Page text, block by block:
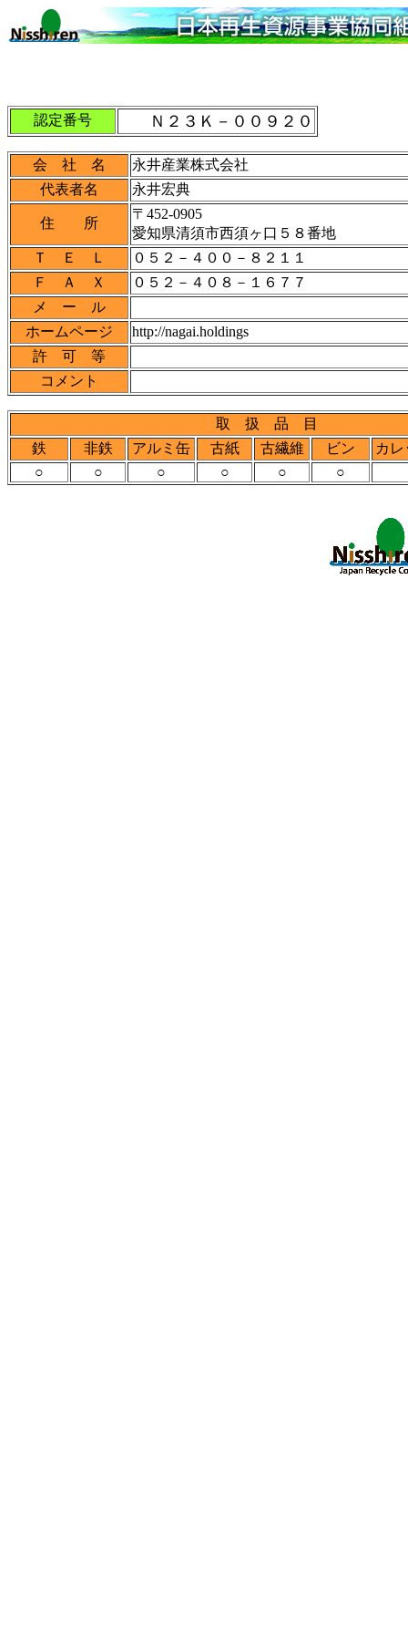
認定番号 Ｎ２３Ｋ－００９２０
会 社 名
永井産業株式会社
代表者名
永井宏典
住 所
〒452-0905
愛知県清須市西須ヶ口５８番地
Ｔ Ｅ Ｌ
０５２－４００－８２１１
Ｆ Ａ Ｘ
０５２－４０８－１６７７
メ ー ル
ホームページ
http://nagai.holdings
許 可 等
コメント
取 扱 品 目
鉄
非鉄 アルミ缶 古紙 古繊維 ビン
カレ
○
○ ○ ○ ○ ○